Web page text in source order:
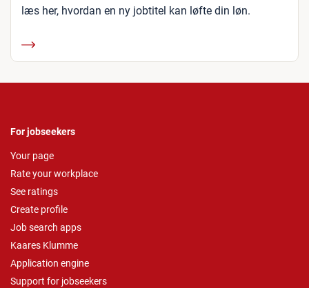
læs her, hvordan en ny jobtitel kan løfte din løn.
For jobseekers
Your page
Rate your workplace
See ratings
Create profile
Job search apps
Kaares Klumme
Application engine
Support for jobseekers